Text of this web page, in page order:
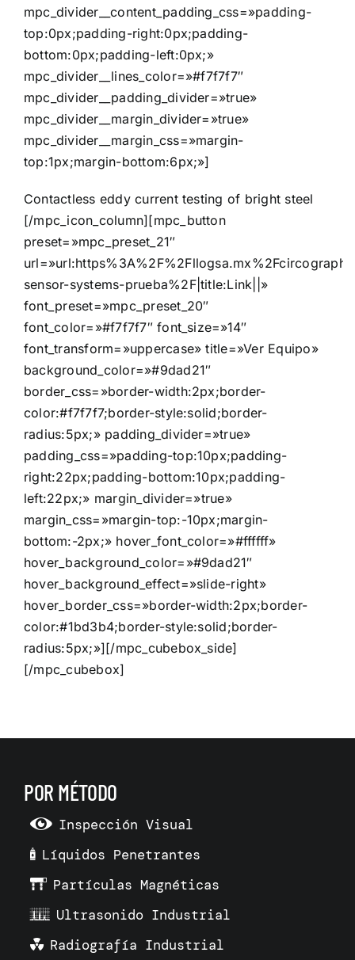
mpc_divider__content_padding_css=»padding-
top:0px;padding-right:0px;padding-
bottom:0px;padding-left:0px;»
mpc_divider__lines_color=»#f7f7f7″
mpc_divider__padding_divider=»true»
mpc_divider__margin_divider=»true»
mpc_divider__margin_css=»margin-
top:1px;margin-bottom:6px;»]
Contactless eddy current testing of bright steel
[/mpc_icon_column][mpc_button
preset=»mpc_preset_21″
url=»url:https%3A%2F%2Fllogsa.mx%2Fcircograph-
sensor-systems-prueba%2F|title:Link||»
font_preset=»mpc_preset_20″
font_color=»#f7f7f7″ font_size=»14″
font_transform=»uppercase» title=»Ver Equipo»
background_color=»#9dad21″
border_css=»border-width:2px;border-
color:#f7f7f7;border-style:solid;border-
radius:5px;» padding_divider=»true»
padding_css=»padding-top:10px;padding-
right:22px;padding-bottom:10px;padding-
left:22px;» margin_divider=»true»
margin_css=»margin-top:-10px;margin-
bottom:-2px;» hover_font_color=»#ffffff»
hover_background_color=»#9dad21″
hover_background_effect=»slide-right»
hover_border_css=»border-width:2px;border-
color:#1bd3b4;border-style:solid;border-
radius:5px;»][/mpc_cubebox_side]
[/mpc_cubebox]
POR MÉTODO
Inspección Visual
Líquidos Penetrantes
Partículas Magnéticas
Ultrasonido Industrial
Radiografía Industrial